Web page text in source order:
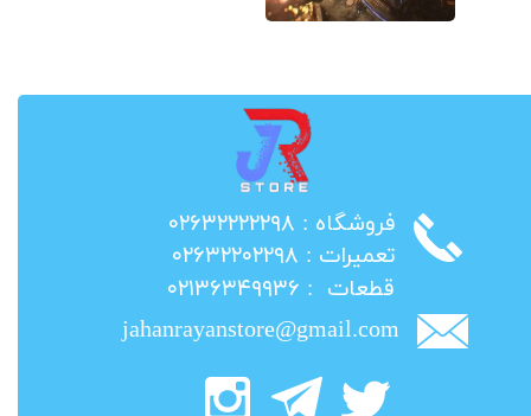
​فروشگاه : ۰۲۶۳۲۲۲۲۲۹۸
​تعمیرات : ۰۲۶۳۲۲۰۲۲۹۸
​قطعات : ۰۲۱۳۶۳۴۹۹۳۶
jahanrayanstore@gmail.com